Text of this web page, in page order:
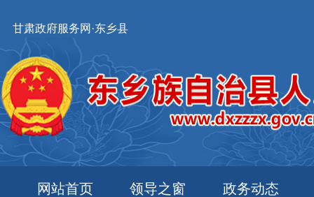
甘肃政府服务网·东乡县
网站首页 领导之窗 政务动态